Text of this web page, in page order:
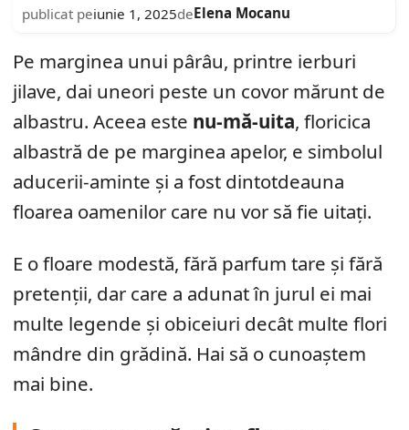
publicat peiunie 1, 2025deElena Mocanu
Pe marginea unui pârâu, printre ierburi
jilave, dai uneori peste un covor mărunt de
albastru. Aceea este nu-mă-uita, floricica
albastră de pe marginea apelor, e simbolul
aducerii-aminte și a fost dintotdeauna
floarea oamenilor care nu vor să fie uitați.
E o floare modestă, fără parfum tare și fără
pretenții, dar care a adunat în jurul ei mai
multe legende și obiceiuri decât multe flori
mândre din grădină. Hai să o cunoaștem
mai bine.